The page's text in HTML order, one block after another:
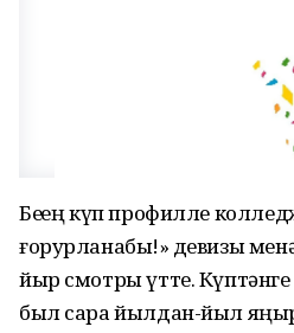
Беҙҙең күп профилле
ғорурланабыҙ!» девизы
йыр смотры үтте.
был сара йылдан-йыл